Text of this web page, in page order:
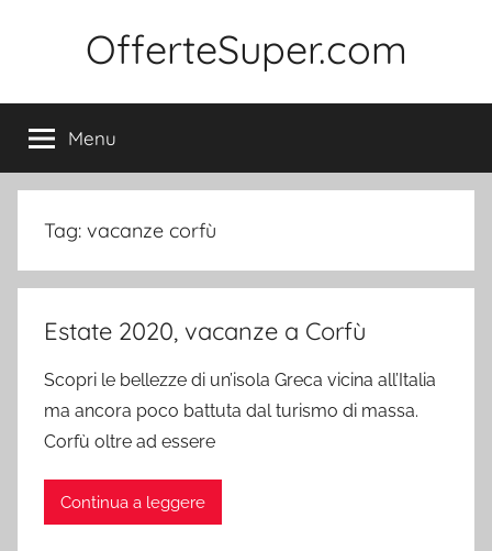
OfferteSuper.com
Menu
Tag: vacanze corfù
Estate 2020, vacanze a Corfù
Scopri le bellezze di un’isola Greca vicina all’Italia
ma ancora poco battuta dal turismo di massa.
Corfù oltre ad essere
Continua a leggere